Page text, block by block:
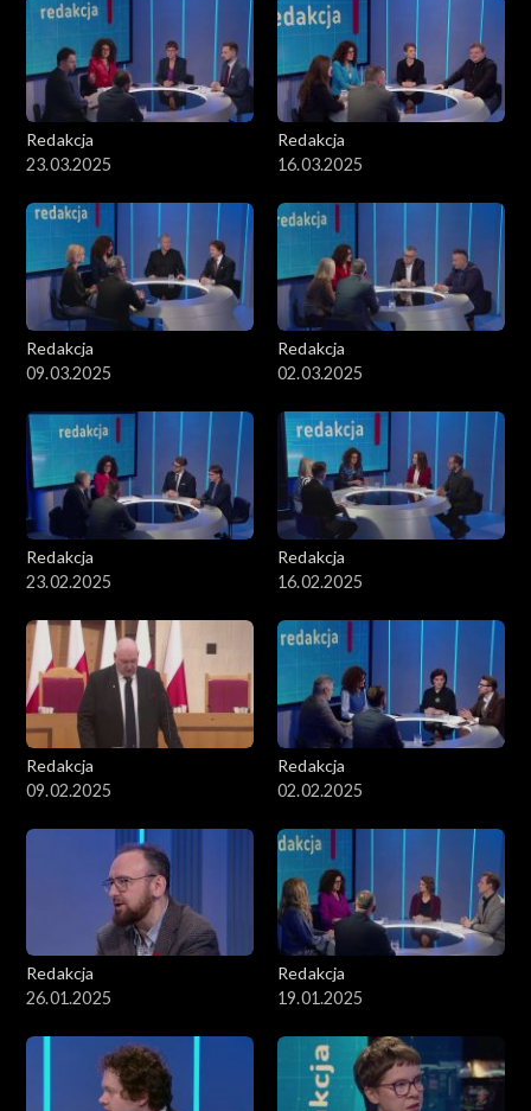
Redakcja
23.03.2025
Redakcja
16.03.2025
Redakcja
09.03.2025
Redakcja
02.03.2025
Redakcja
23.02.2025
Redakcja
16.02.2025
Redakcja
09.02.2025
Redakcja
02.02.2025
Redakcja
26.01.2025
Redakcja
19.01.2025